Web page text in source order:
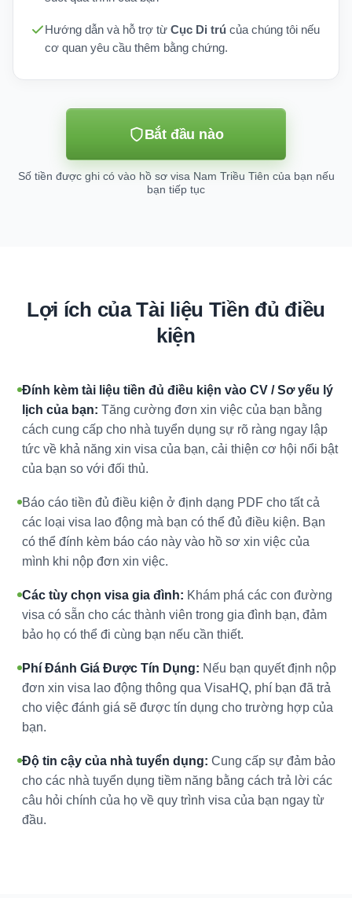
Hướng dẫn và hỗ trợ từ Cục Di trú của chúng tôi nếu
cơ quan yêu cầu thêm bằng chứng.
Bắt đầu nào
Số tiền được ghi có vào hồ sơ visa Nam Triều Tiên của bạn nếu
bạn tiếp tục
Lợi ích của Tài liệu Tiền đủ điều
kiện
Đính kèm tài liệu tiền đủ điều kiện vào CV / Sơ yếu lý
lịch của bạn: Tăng cường đơn xin việc của bạn bằng
cách cung cấp cho nhà tuyển dụng sự rõ ràng ngay lập
tức về khả năng xin visa của bạn, cải thiện cơ hội nổi bật
của bạn so với đối thủ.
Báo cáo tiền đủ điều kiện ở định dạng PDF cho tất cả
các loại visa lao động mà bạn có thể đủ điều kiện. Bạn
có thể đính kèm báo cáo này vào hồ sơ xin việc của
mình khi nộp đơn xin việc.
Các tùy chọn visa gia đình: Khám phá các con đường
visa có sẵn cho các thành viên trong gia đình bạn, đảm
bảo họ có thể đi cùng bạn nếu cần thiết.
Phí Đánh Giá Được Tín Dụng: Nếu bạn quyết định nộp
đơn xin visa lao động thông qua VisaHQ, phí bạn đã trả
cho việc đánh giá sẽ được tín dụng cho trường hợp của
bạn.
Độ tin cậy của nhà tuyển dụng: Cung cấp sự đảm bảo
cho các nhà tuyển dụng tiềm năng bằng cách trả lời các
câu hỏi chính của họ về quy trình visa của bạn ngay từ
đầu.